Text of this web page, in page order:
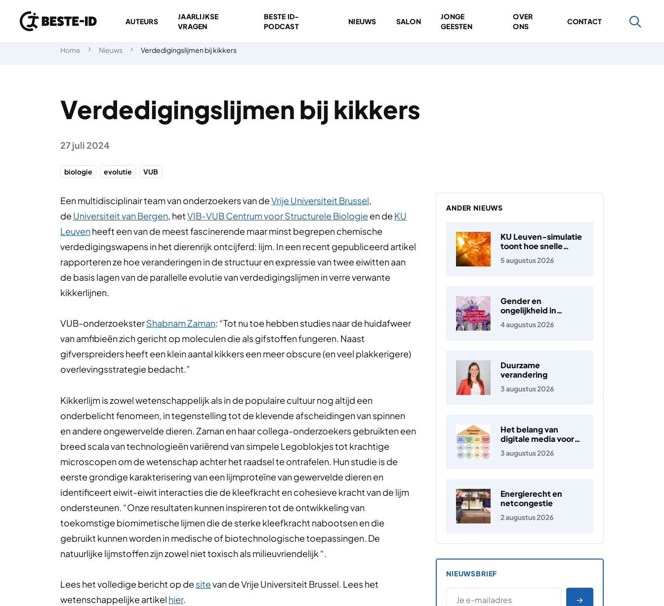
Ga naar inhoud
AUTEURS
JAARLIJKSE
VRAGEN
BESTE ID-
PODCAST
NIEUWS SALON
JONGE
GEESTEN
OVER
ONS
CONTACT
Home Nieuws Verdedigingslijmen bij kikkers
Verdedigingslijmen bij kikkers
27 juli 2024
biologie evolutie VUB
Een multidisciplinair team van onderzoekers van deVrije Universiteit Brussel,
de Universiteit van Bergen, hetVIB-VUB Centrum voor Structurele Biologie en de KU
Leuvenheeft een van de meest fascinerende maar minst begrepen chemische
verdedigingswapens in het dierenrijk ontcijferd: lijm. In een recent gepubliceerd artikel
rapporteren ze hoe veranderingen in de structuur en expressie van twee eiwitten aan
de basis lagen van de parallelle evolutie van verdedigingslijmen in verre verwante
kikkerlijnen.
VUB-onderzoeksterShabnam Zaman: “Tot nu toe hebben studies naar de huidafweer
van amfibieën zich gericht op moleculen die als gifstoffen fungeren. Naast
gifverspreiders heeft een klein aantal kikkers een meer obscure (en veel plakkerigere)
overlevingsstrategie bedacht.”
Kikkerlijm is zowel wetenschappelijk als in de populaire cultuur nog altijd een
onderbelicht fenomeen, in tegenstelling tot de klevende afscheidingen van spinnen
en andere ongewervelde dieren. Zaman en haar collega-onderzoekers gebruikten een
breed scala van technologieën variërend van simpele Legoblokjes tot krachtige
microscopen om de wetenschap achter het raadsel te ontrafelen. Hun studie is de
eerste grondige karakterisering van een lijmproteïne van gewervelde dieren en
identificeert eiwit-eiwit interacties die de kleefkracht en cohesieve kracht van de lijm
ondersteunen. “Onze resultaten kunnen inspireren tot de ontwikkeling van
toekomstige biomimetische lijmen die de sterke kleefkracht nabootsen en die
gebruikt kunnen worden in medische of biotechnologische toepassingen. De
natuurlijke lijmstoffen zijn zowel niet toxisch als milieuvriendelijk “.
Lees het volledige bericht op de sitevan de Vrije Universiteit Brussel. Lees het
wetenschappelijke artikel hier.
ANDER NIEUWS
KU Leuven-simulatie
toont hoe snelle
elektronen in de
zonnewind ontstaan
5 augustus 2026
Gender en
ongelijkheid in
Nederland
4 augustus 2026
Duurzame
verandering
3 augustus 2026
Het belang van
digitale media voor
jongeren
3 augustus 2026
Energierecht en
netcongestie
2 augustus 2026
NIEUWSBRIEF
E-MAILADRES
*
AANMELDEN